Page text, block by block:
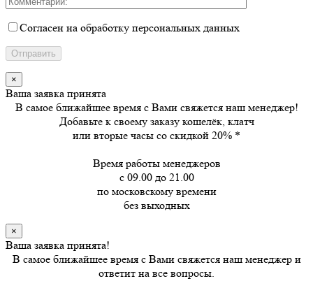
Согласен на обработку персональных данных
×
Ваша заявка принята
В самое ближайшее время с Вами свяжется наш менеджер!
Добавьте к своему заказу кошелёк, клатч
или вторые часы со скидкой 20% *
Время работы менеджеров
с 09.00 до 21.00
по московскому времени
без выходных
×
Ваша заявка принята!
В самое ближайшее время с Вами свяжется наш менеджер и
ответит на все вопросы.